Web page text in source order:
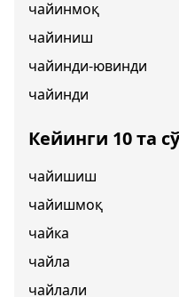
чайинмоқ
чайиниш
чайинди-ювинди
чайинди
Кейинги 10 та
чайишиш
чайишмоқ
чайка
чайла
чайлали